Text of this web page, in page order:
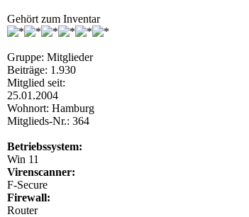
Gehört zum Inventar
Gruppe: Mitglieder
Beiträge: 1.930
Mitglied seit:
25.01.2004
Wohnort: Hamburg
Mitglieds-Nr.: 364
Betriebssystem:
Win 11
Virenscanner:
F-Secure
Firewall:
Router